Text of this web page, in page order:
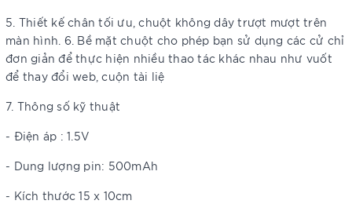
5. Thiết kế chân tối ưu, chuột không dây trượt mượt trên
màn hình. 6. Bề mặt chuột cho phép bạn sử dụng các cử chỉ
đơn giản để thực hiện nhiều thao tác khác nhau như vuốt
để thay đổi web, cuộn tài liệ
7. Thông số kỹ thuật
- Điện áp : 1.5V
- Dung lượng pin: 500mAh
- Kích thước 15 x 10cm